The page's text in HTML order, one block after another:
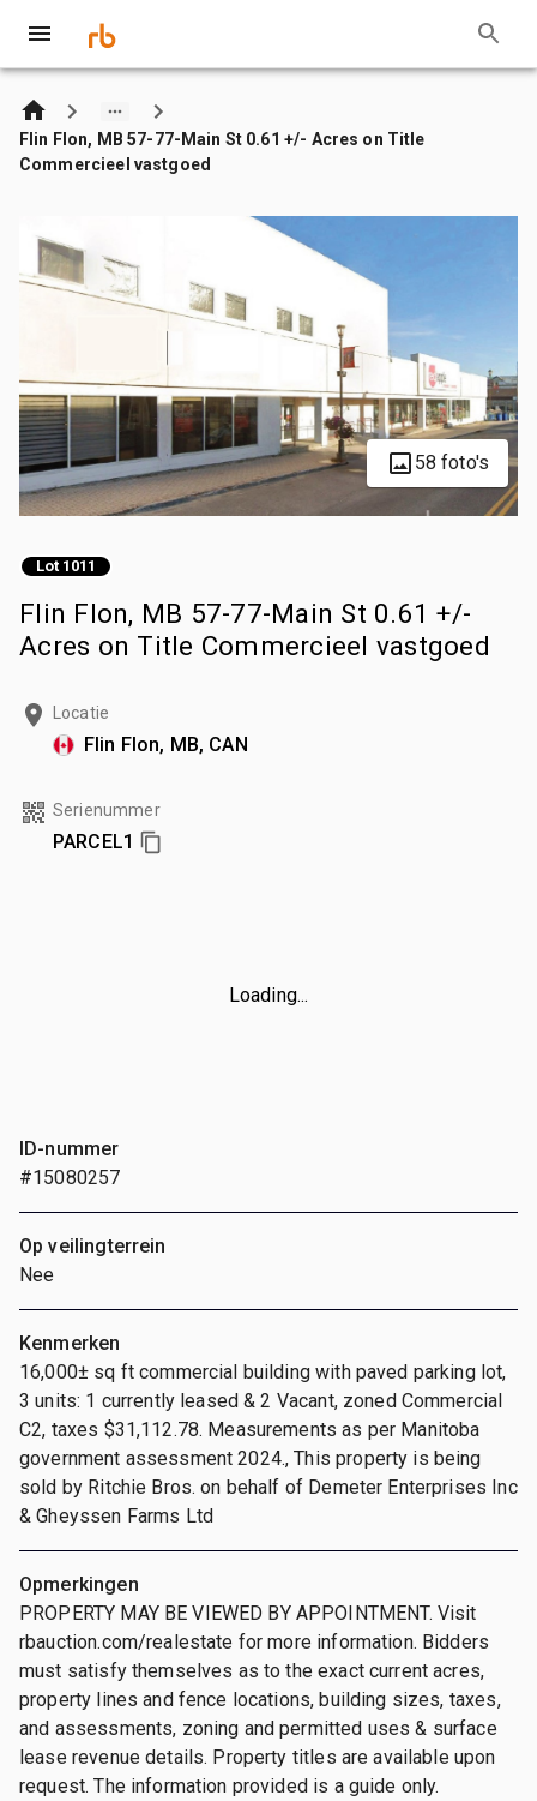
Flin Flon, MB 57-77-Main St 0.61 +/- Acres on Title
Commercieel vastgoed
58 foto's
Lot 1011
Flin Flon, MB 57-77-Main St 0.61 +/-
Acres on Title Commercieel vastgoed
Locatie
Flin Flon, MB, CAN
Serienummer
PARCEL1
Loading...
ID-nummer
#15080257
Op veilingterrein
Nee
Kenmerken
16,000± sq ft commercial building with paved parking lot,
3 units: 1 currently leased & 2 Vacant, zoned Commercial
C2, taxes $31,112.78. Measurements as per Manitoba
government assessment 2024., This property is being
sold by Ritchie Bros. on behalf of Demeter Enterprises Inc
& Gheyssen Farms Ltd
Opmerkingen
PROPERTY MAY BE VIEWED BY APPOINTMENT. Visit
rbauction.com/realestate for more information. Bidders
must satisfy themselves as to the exact current acres,
property lines and fence locations, building sizes, taxes,
and assessments, zoning and permitted uses & surface
lease revenue details. Property titles are available upon
request. The information provided is a guide only.